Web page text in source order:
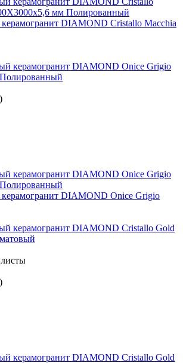
DIAMOND Cristallo Macchia
DIAMOND Onice Grigio